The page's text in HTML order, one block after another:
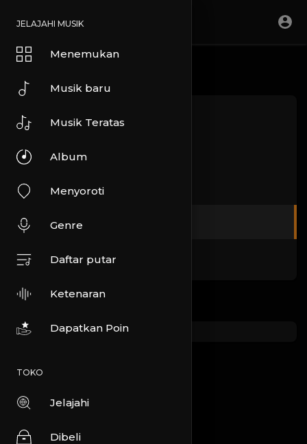
JELAJAHI MUSIK
Menemukan
Musik baru
Musik Teratas
Album
Menyoroti
Genre
Daftar putar
Ketenaran
Dapatkan Poin
TOKO
Jelajahi
Dibeli
Tentang kami
Ketentuan
Kebijakan pribadi
DMCA
FAQ